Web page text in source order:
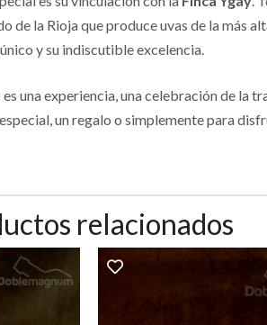
la Rioja que produce uvas de la más
y su indiscutible excelencia.
una experiencia, una celebración de la
un regalo o simplemente para
relacionados